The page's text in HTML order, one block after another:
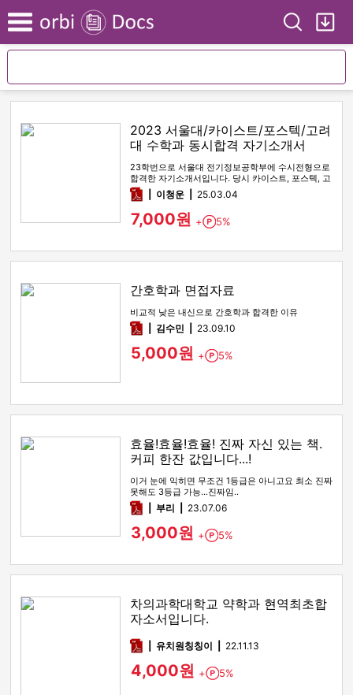
Menu Search
2023 서울대/카이스트/포스텍/고려
대 수학과 동시합격 자기소개서
23학번으로 서울대 전기정보공학부에 수시전형으로
합격한 자기소개서입니다. 당시 카이스트, 포스텍, 고
려대 수학과에도 전부 최…
pdf이청운 25.03.04
7,000원 + Point
5%
간호학과 면접자료
비교적 낮은 내신으로 간호학과 합격한 이유
pdf김수민 23.09.10
5,000원 + Point
5%
효율!효율!효율! 진짜 자신 있는 책.
커피 한잔 값입니다...!
이거 눈에 익히면 무조건 1등급은 아니고요 최소 진짜
못해도 3등급 가능...진짜임..
pdf부리 23.07.06
3,000원 + Point
5%
차의과학대학교 약학과 현역최초합
자소서입니다.
pdf유치원칭칭이 22.11.13
4,000원 + Point
5%